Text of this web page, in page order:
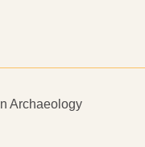
Archaeology